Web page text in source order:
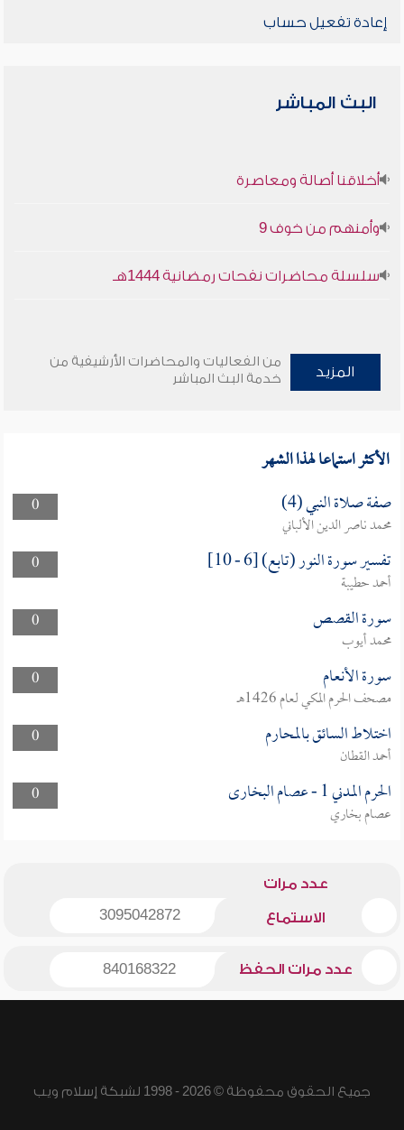
إعادة تفعيل حساب
البث المباشر
أخلاقنا أصالة ومعاصرة
وأمنهم من خوف 9
سلسلة محاضرات نفحات رمضانية 1444هـ
المزيد
من الفعاليات والمحاضرات الأرشيفية من
خدمة البث المباشر
الأكثر استماعا لهذا الشهر
0 صفة صلاة النبي (4)
محمد ناصر الدين الألباني
0
تفسير سورة النور (تابع) [6 - 10]
أحمد حطيبة
0
سورة القصص
محمد أيوب
0
سورة الأنعام
مصحف الحرم المكي لعام 1426هـ
0
اختلاط السائق بالمحارم
أحمد القطان
0
الحرم المدني 1 - عصام البخارى
عصام بخاري
عدد مرات
الاستماع 3095042872
عدد مرات الحفظ 840168322
جميع الحقوق محفوظة © 2026 - 1998 لشبكة إسلام ويب